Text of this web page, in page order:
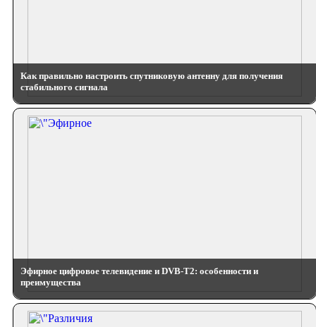
Как правильно настроить спутниковую антенну для получения
стабильного сигнала
Эфирное цифровое телевидение и DVB-T2: особенности и
преимущества